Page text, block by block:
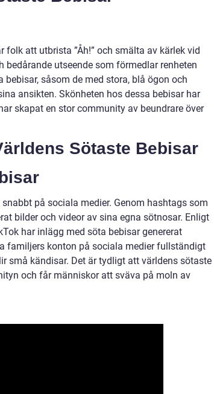
att utbrista ”Åh!” och smälta av kärlek vid
utseende som förmedlar renheten
såsom de med stora, blå ögon och
ansikten. Skönheten hos dessa bebisar har
skapat en stor community av beundrare över
Sötaste Bebisar
på sociala medier. Genom hashtags som
bilder och videor av sina egna sötnosar. Enligt
har inlägg med söta bebisar genererat
familjers konton på sociala medier fullständigt
små kändisar. Det är tydligt att världens sötaste
och får människor att sväva på moln av